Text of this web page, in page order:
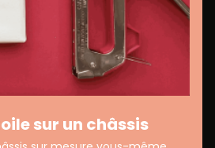
sur un châssis